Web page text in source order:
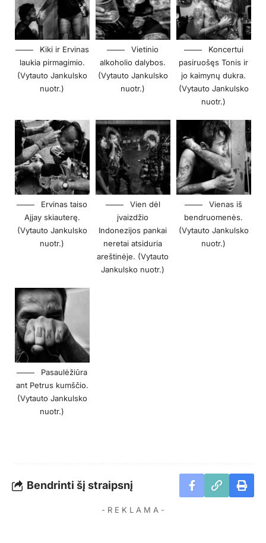
Kiki ir Ervinas
laukia pirmagimio.
(Vytauto Jankulsko
nuotr.)
Vietinio
alkoholio dalybos.
(Vytauto Jankulsko
nuotr.)
Koncertui
pasiruošęs Tonis ir
jo kaimynų dukra.
(Vytauto Jankulsko
nuotr.)
Ervinas taiso
Ajjay skiauterę.
(Vytauto Jankulsko
nuotr.)
Vien dėl
įvaizdžio
Indonezijos pankai
neretai atsiduria
areštinėje. (Vytauto
Jankulsko nuotr.)
Vienas iš
bendruomenės.
(Vytauto Jankulsko
nuotr.)
Pasaulėžiūra
ant Petrus kumščio.
(Vytauto Jankulsko
nuotr.)
Bendrinti šį straipsnį
- R E K L A M A -